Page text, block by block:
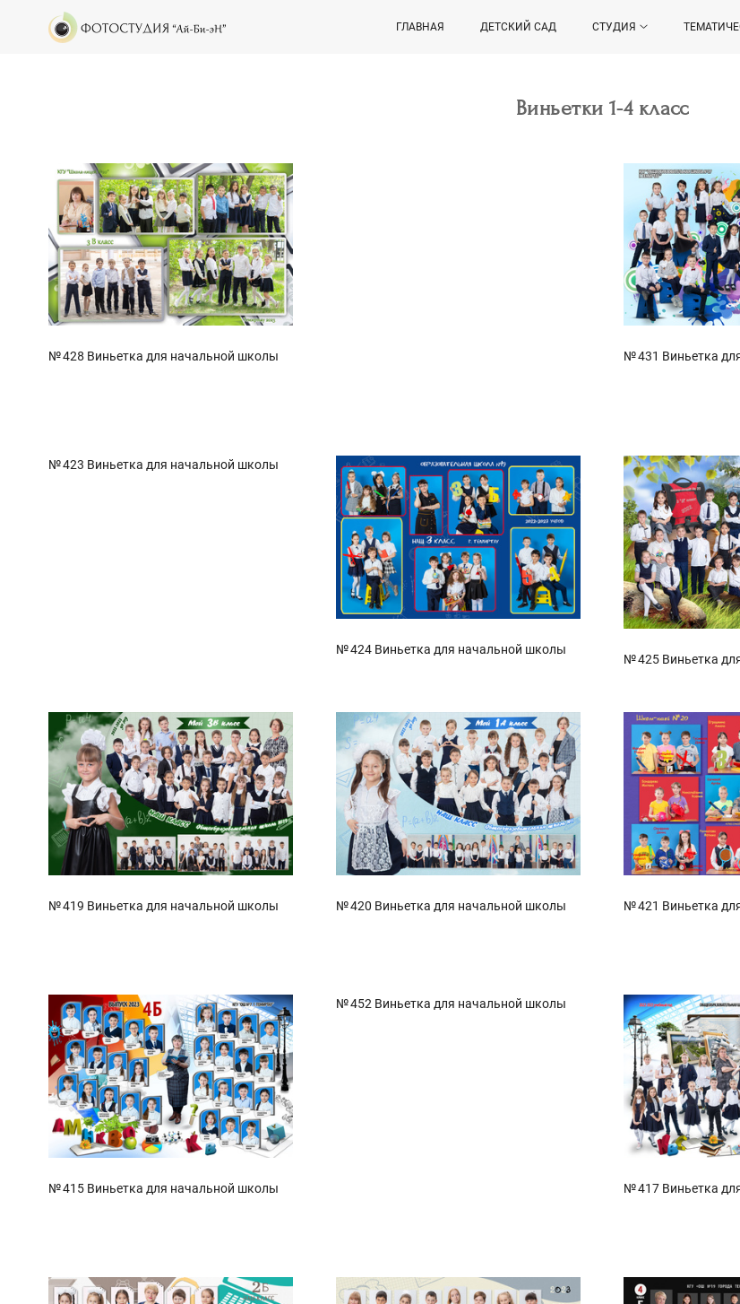
ГЛАВНАЯ ДЕТСКИЙ САД СТУДИЯ
Виньетки 1-4 класс
№ 428 Виньетка для начальной школы № 431 Виньетка
№ 423 Виньетка для начальной школы
№ 424 Виньетка для начальной школы
№ 425 Виньетка
№ 419 Виньетка для начальной школы № 420 Виньетка для начальной школы № 421 Виньетка
№ 415 Виньетка для начальной школы
№ 452 Виньетка для начальной школы
№ 417 Виньетка